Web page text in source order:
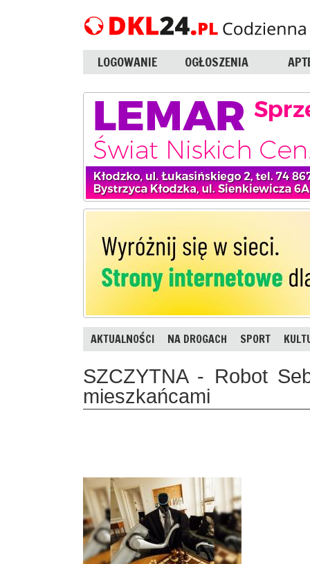
LOGOWANIE OGŁOSZENIA
AKTUALNOŚCI NA DROGACH SPORT
SZCZYTNA - Robot
mieszkańcami